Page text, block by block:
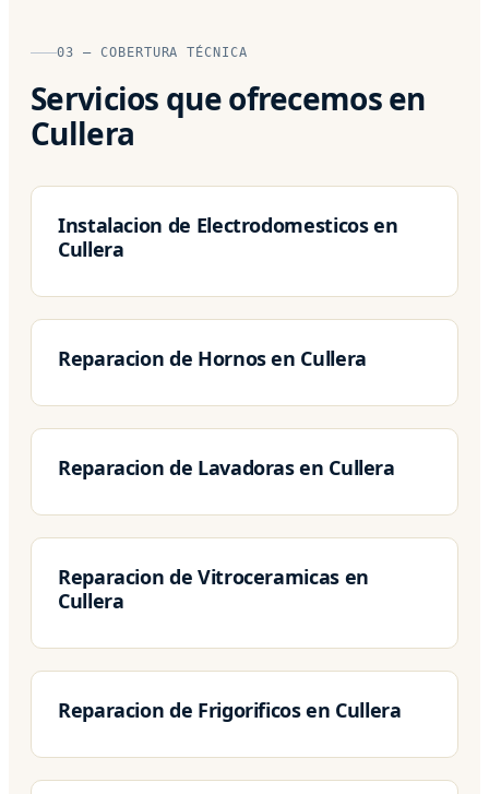
03 — COBERTURA TÉCNICA
Servicios que ofrecemos en
Cullera
Instalacion de Electrodomesticos en
Cullera
Reparacion de Hornos en Cullera
Reparacion de Lavadoras en Cullera
Reparacion de Vitroceramicas en
Cullera
Reparacion de Frigorificos en Cullera